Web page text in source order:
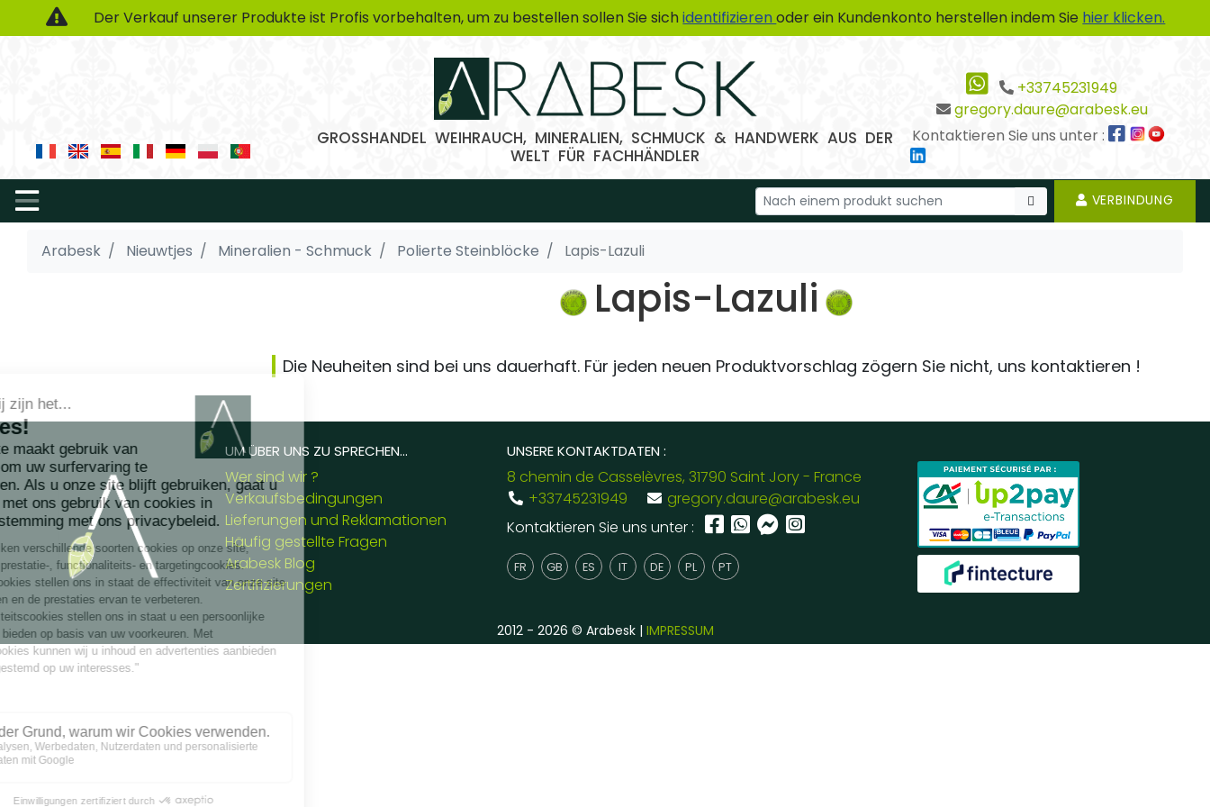
Der Verkauf unserer Produkte ist Profis vorbehalten, um zu bestellen sollen Sie sichidentifizierenoder ein Kundenkonto herstellen indem Sie hier klicken.
GROSSHANDEL WEIHRAUCH, MINERALIEN, SCHMUCK & HANDWERK AUS DER
WELT FÜR FACHHÄNDLER
+33745231949
gregory.daure@arabesk.eu
Kontaktieren Sie uns unter :
VERBINDUNG
Arabesk Nieuwtjes Mineralien - Schmuck Polierte Steinblöcke Lapis-Lazuli
Lapis-Lazuli
Die Neuheiten sind bei uns dauerhaft. Für jeden neuen Produktvorschlag zögern Sie nicht, uns kontaktieren !
UM ÜBER UNS ZU SPRECHEN...
Wer sind wir ?
Verkaufsbedingungen
Lieferungen und Reklamationen
Häufig gestellte Fragen
Arabesk Blog
Zertifizierungen
UNSERE KONTAKTDATEN :
8 chemin de Casselèvres, 31790 Saint Jory - France
+33745231949
gregory.daure@arabesk.eu
Kontaktieren Sie uns unter :
FR GB ES IT DE PL PT
2012 - 2026 © Arabesk | IMPRESSUM